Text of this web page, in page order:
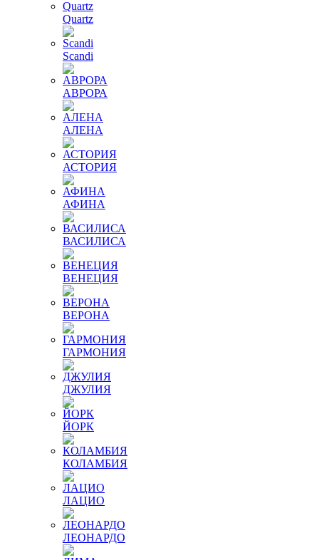
Quartz
Scandi
АВРОРА
АЛЕНА
АСТОРИЯ
АФИНА
ВАСИЛИСА
ВЕНЕЦИЯ
ВЕРОНА
ГАРМОНИЯ
ДЖУЛИЯ
ЙОРК
КОЛАМБИЯ
ЛАЦИО
ЛЕОНАРДО